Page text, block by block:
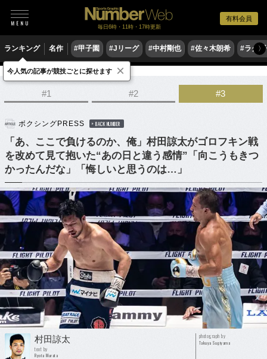
有料会員
毎日6時・11時・17時更新
ランキング 名作 #甲子園 #Jリーグ #中村剛也 #佐々木朗希 #ラグ〉
格闘技 ボクシング
#1 #2 #3
ボクシングPRESS BACK NUMBER
「あ、ここで負けるのか、俺」村田諒太がゴロフキン戦
を改めて見て抱いた“あの日と違う感情”「向こうもきつ
かったんだな」「悔しいと思うのは…」
村田諒太
text by
Ryota Murata
photograph by
Takuya Sugiyama
今人気の記事が競技ごとに探せます ×